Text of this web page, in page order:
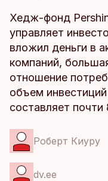
Хедж-фонд
управляет
вложил деньги в
компаний,
отношение
объем
составляет
Роберт Киуру
dv.ee